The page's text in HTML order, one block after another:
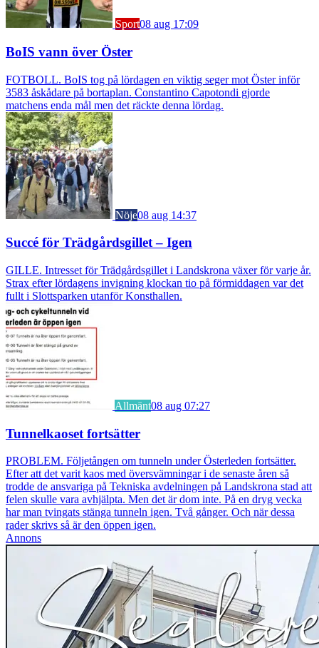
Sport08 aug 17:09
BoIS vann över Öster
FOTBOLL. BoIS tog på lördagen en viktig seger mot Öster inför
3583 åskådare på bortaplan. Constantino Capotondi gjorde
matchens enda mål men det räckte denna lördag.
Nöje08 aug 14:37
Succé för Trädgårdsgillet – Igen
GILLE. Intresset för Trädgårdsgillet i Landskrona växer för varje år.
Strax efter lördagens invigning klockan tio på förmiddagen var det
fullt i Slottsparken utanför Konsthallen.
Allmänt08 aug 07:27
Tunnelkaoset fortsätter
PROBLEM. Följetången om tunneln under Österleden fortsätter.
Efter att det varit kaos med översvämningar i de senaste åren så
trodde de ansvariga på Tekniska avdelningen på Landskrona stad att
felen skulle vara avhjälpta. Men det är dom inte. På en dryg vecka
har man tvingats stänga tunneln igen. Två gånger. Och när dessa
rader skrivs så är den öppen igen.
Annons